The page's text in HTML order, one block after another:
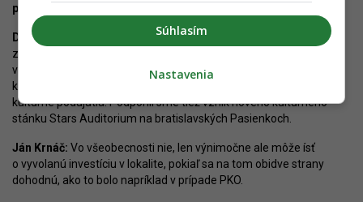
priestorov? Ak áno, ako prebieha komunikácia?
Daniel Suchý: pokračovania River Parku
základe požiadavky Hlavného mesta SR Bratislavy zaviazali
vybudovať a prevádzkovať planetárium a mediatéku, ktoré sú
koncipované ako multifunkčné priestory, aby mohli slúžiť aj na
kultúrne podujatia. Podporili sme tiež vznik nového kultúrneho
stánku Stars Auditorium na bratislavských Pasienkoch.
Ján Krnáč: Vo všeobecnosti nie, len výnimočne ale môže ísť
o vyvolanú investíciu v lokalite, pokiaľ sa na tom obidve strany
dohodnú, ako to bolo napríklad v prípade PKO.
Súhlasím
Nastavenia